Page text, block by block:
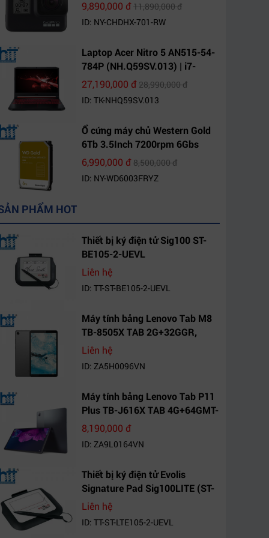
9,890,000 đ11,890,000 đ
ID: NY-CHDHX-701-RW
Laptop Acer Nitro 5 AN515-54-
784P (NH.Q59SV.013) | i7-
9750H | 8GB DDR4 | 1TB HDD |
FHD IPS | Win10
27,190,000 đ28,990,000 đ
ID: TK-NHQ59SV.013
Ổ cứng máy chủ Western Gold
6Tb 3.5Inch 7200rpm 6Gbs
256Mb SATA (WD6003FRYZ)
6,990,000 đ8,500,000 đ
ID: NY-WD6003FRYZ
PHẨM HOT
Thiết bị ký điện tử Sig100 ST-
BE105-2-UEVL
Liên hệ
ID: TT-ST-BE105-2-UEVL
Máy tính bảng Lenovo Tab M8
TB-8505X TAB 2G+32GGR,
VN_ZA5H0096VN
Liên hệ
ID: ZA5H0096VN
Máy tính bảng Lenovo Tab P11
Plus TB-J616X TAB 4G+64GMT-
VN Xanh Mòng
8,190,000 đ
ID: ZA9L0164VN
Thiết bị ký điện tử Evolis
Signature Pad Sig100LITE (ST-
LTE105-2-UEVL)
Liên hệ
ID: TT-ST-LTE105-2-UEVL